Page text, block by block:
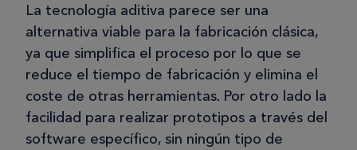
La tecnología aditiva parece ser una
alternativa viable para la fabricación clásica,
ya que simplifica el proceso por lo que se
reduce el tiempo de fabricación y elimina el
coste de otras herramientas. Por otro lado la
facilidad para realizar prototipos a través del
software específico, sin ningún tipo de